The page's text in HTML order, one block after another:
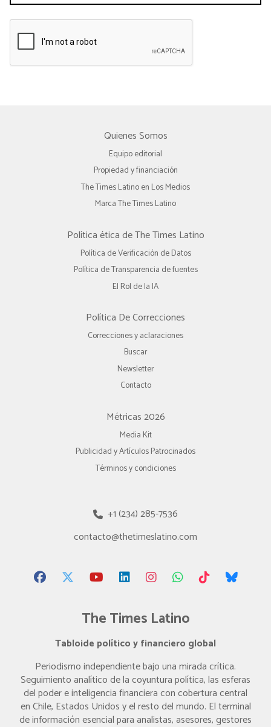
Quienes Somos
Equipo editorial
Propiedad y financiación
The Times Latino en Los Medios
Marca The Times Latino
Política ética de The Times Latino
Política de Verificación de Datos
Política de Transparencia de fuentes
El Rol de la IA
Política De Correcciones
Correcciones y aclaraciones
Buscar
Newsletter
Contacto
Métricas 2026
Media Kit
Publicidad y Artículos Patrocinados
Términos y condiciones
The Times Latino
Tabloide político y financiero global
Periodismo independiente bajo una mirada crítica.
Seguimiento analítico de la coyuntura política, las esferas
del poder e inteligencia financiera con cobertura central
en Chile, Estados Unidos y el resto del mundo. El terminal
de información esencial para analistas, asesores, gestores
+1 (234) 285-7536
contacto@thetimeslatino.com